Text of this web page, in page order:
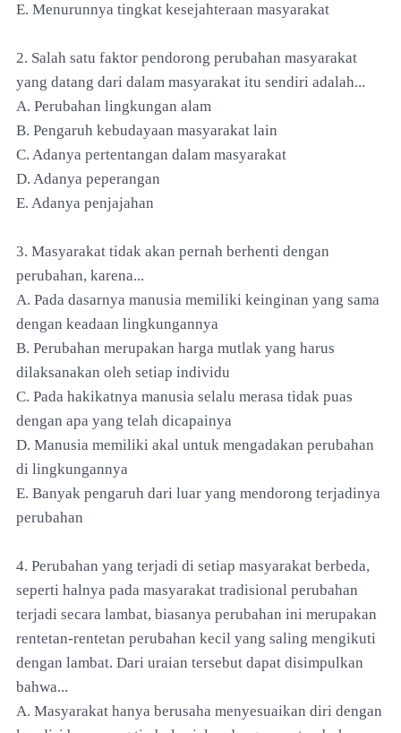
E. Menurunnya tingkat kesejahteraan masyarakat
2. Salah satu faktor pendorong perubahan masyarakat
yang datang dari dalam masyarakat itu sendiri adalah...
A. Perubahan lingkungan alam
B. Pengaruh kebudayaan masyarakat lain
C. Adanya pertentangan dalam masyarakat
D. Adanya peperangan
E. Adanya penjajahan
3. Masyarakat tidak akan pernah berhenti dengan
perubahan, karena...
A. Pada dasarnya manusia memiliki keinginan yang sama
dengan keadaan lingkungannya
B. Perubahan merupakan harga mutlak yang harus
dilaksanakan oleh setiap individu
C. Pada hakikatnya manusia selalu merasa tidak puas
dengan apa yang telah dicapainya
D. Manusia memiliki akal untuk mengadakan perubahan
di lingkungannya
E. Banyak pengaruh dari luar yang mendorong terjadinya
perubahan
4. Perubahan yang terjadi di setiap masyarakat berbeda,
seperti halnya pada masyarakat tradisional perubahan
terjadi secara lambat, biasanya perubahan ini merupakan
rentetan-rentetan perubahan kecil yang saling mengikuti
dengan lambat. Dari uraian tersebut dapat disimpulkan
bahwa...
A. Masyarakat hanya berusaha menyesuaikan diri dengan